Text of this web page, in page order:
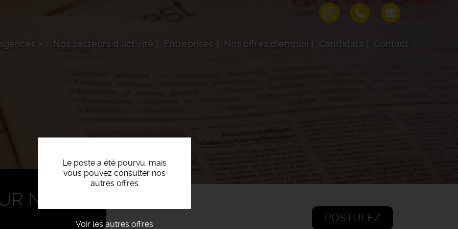
Nos secteurs d'activité Entreprises Nos offres d'emploi Candidats Contact
Le poste a été pourvu, mais
vous pouvez consulter nos
autres offres
Voir les autres offres
POSTULEZ
N2 F/H